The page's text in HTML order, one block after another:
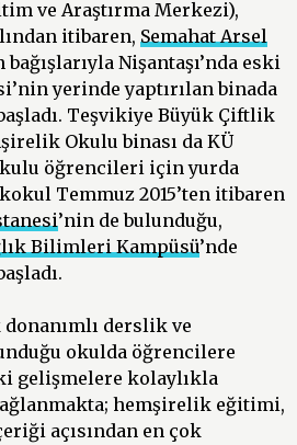
ve Araştırma Merkezi),
itibaren, Semahat Arsel
bağışlarıyla Nişantaşı’nda eski
yerinde yaptırılan binada
Teşvikiye Büyük Çiftlik
Okulu binası da KÜ
öğrencileri için yurda
Temmuz 2015’ten itibaren
’nin de bulunduğu,
Bilimleri Kampüsü’nde
derslik ve
okulda öğrencilere
gelişmelere kolaylıkla
hemşirelik eğitimi,
açısından en çok